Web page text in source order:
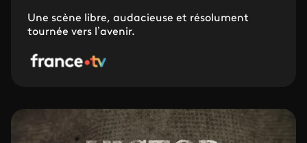
Une scène libre, audacieuse et résolument
tournée vers l’avenir.